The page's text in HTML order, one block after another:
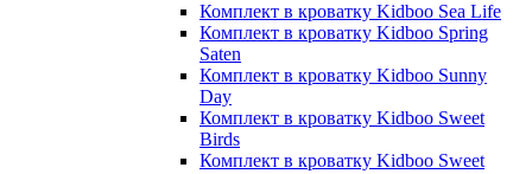
Комплект в кроватку Kidboo Sea Life
Комплект в кроватку Kidboo Spring
Saten
Комплект в кроватку Kidboo Sunny
Day
Комплект в кроватку Kidboo Sweet
Birds
Комплект в кроватку Kidboo Sweet